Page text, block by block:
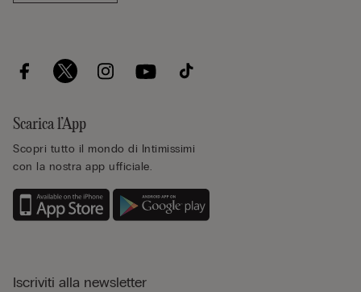
Scarica l’App
Scopri tutto il mondo di Intimissimi
con la nostra app ufficiale.
Iscriviti alla newsletter